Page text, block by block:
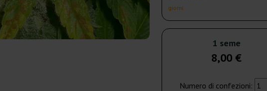
giorni
1 seme
8,00 €
Numero di confezioni: